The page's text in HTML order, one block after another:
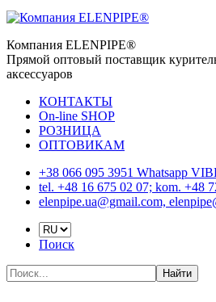
Компания ELENPIPE®
Прямой оптовый поставщик
аксессуаров
КОНТАКТЫ
On-line SHOP
РОЗНИЦА
ОПТОВИКАМ
+38 066 095 3951 Whatsapp
tel. +48 16 675 02 07; kom. +48
elenpipe.ua@gmail.com,
Поиск
Найти